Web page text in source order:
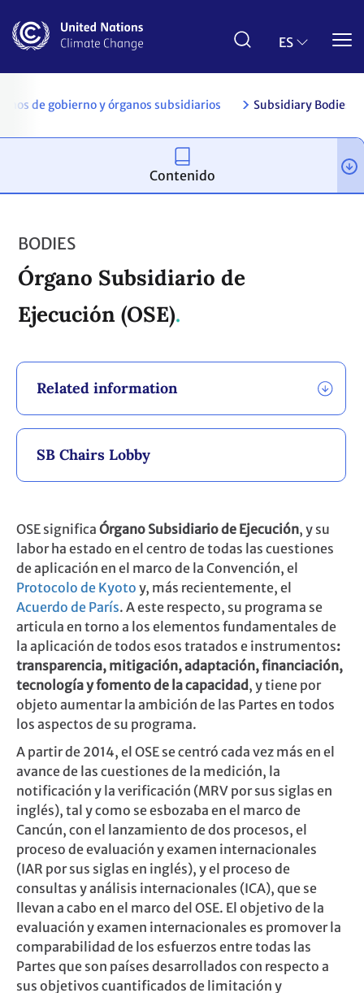
contenido
ES
de gobierno y órganos subsidiarios Subsidiary Bodies
Órgano Subsidiario de
Ejecución (OSE)
BODIES
OSE significa Órgano Subsidiario de Ejecución, y su
labor ha estado en el centro de todas las cuestiones
de aplicación en el marco de la Convención, el
Protocolo de Kyoto y, más recientemente, el
Acuerdo de París. A este respecto, su programa se
articula en torno a los elementos fundamentales de
la aplicación de todos esos tratados e instrumentos:
transparencia, mitigación, adaptación, financiación,
tecnología y fomento de la capacidad , y tiene por
objeto aumentar la ambición de las Partes en todos
los aspectos de su programa.
A partir de 2014, el OSE se centró cada vez más en el
avance de las cuestiones de la medición, la
notificación y la verificación (MRV por sus siglas en
inglés), tal y como se esbozaba en el marco de
Cancún, con el lanzamiento de dos procesos, el
proceso de evaluación y examen internacionales
(IAR por sus siglas en inglés), y el proceso de
consultas y análisis internacionales (ICA), que se
llevan a cabo en el marco del OSE. El objetivo de la
evaluación y examen internacionales es promover la
comparabilidad de los esfuerzos entre todas las
Partes que son países desarrollados con respecto a
sus objetivos cuantificados de limitación y
Related information
SB Chairs Lobby
Contenido